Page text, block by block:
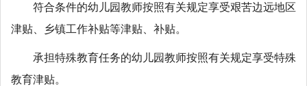
符合条件的幼儿园教师按照有关规定享受艰苦边远地区
津贴、乡镇工作补贴等津贴、补贴。
承担特殊教育任务的幼儿园教师按照有关规定享受特殊
教育津贴。